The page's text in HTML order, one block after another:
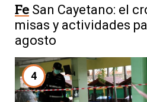
Fe San Cayetano: el
misas y actividades
agosto
4